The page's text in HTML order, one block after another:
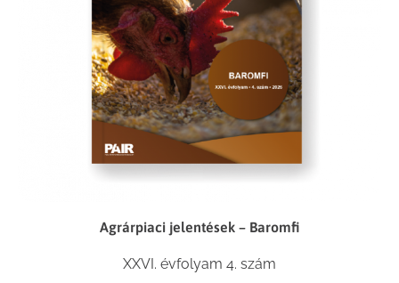
Agrárpiaci jelentések – Baromfi
XXVI. évfolyam 4. szám